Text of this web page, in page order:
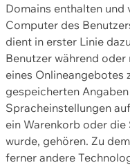
Domains enthalten und
Computer des
dient in erster Linie
Benutzer während oder
eines Onlineangebotes
gespeicherten
Spracheinstellungen
ein Warenkorb oder
wurde, gehören. Zu
ferner andere